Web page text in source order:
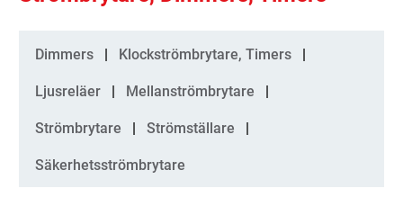
Kategorier
Dimmers Klockströmbrytare, Timers
Ljusreläer Mellanströmbrytare
Strömbrytare Strömställare
Säkerhetsströmbrytare